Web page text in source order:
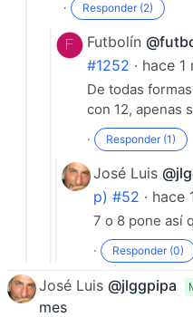
· Responder (2)
Futbolín
#1252 · hace 1
De todas
con 12, apenas
· Responder (1)
José Luis
p) #52 · hace
7 o 8 pone así
· Responder (0)
José Luis @jlggpipa
mes